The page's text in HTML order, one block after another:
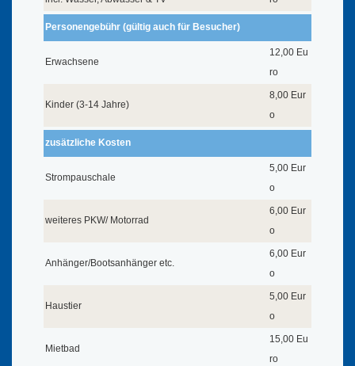
Personengebühr (gültig auch für Besucher)
Erwachsene
12,00 Eu
ro
Kinder (3-14 Jahre)
8,00 Eur
o
zusätzliche Kosten
Strompauschale
5,00 Eur
o
weiteres PKW/ Motorrad
6,00 Eur
o
Anhänger/Bootsanhänger etc.
6,00 Eur
o
Haustier
5,00 Eur
o
Mietbad
15,00 Eu
ro